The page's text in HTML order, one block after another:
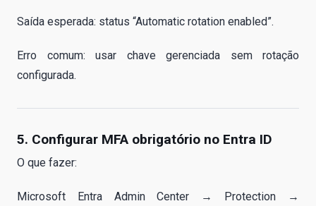
Saída esperada: status “Automatic rotation enabled”.
Erro comum: usar chave gerenciada sem rotação
configurada.
5. Configurar MFA obrigatório no Entra ID
O que fazer:
Microsoft Entra Admin Center → Protection →